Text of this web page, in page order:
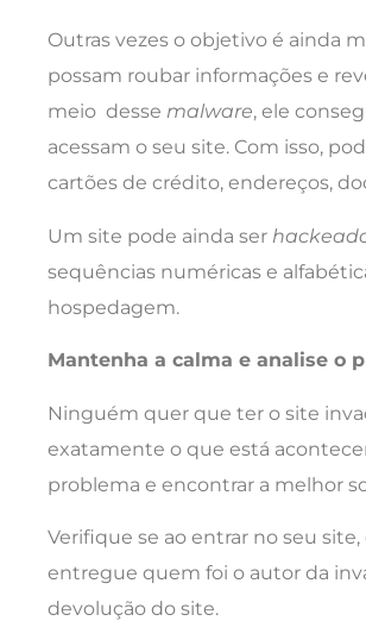
Outras vezes o objetivo é ainda
possam roubar informações e
meio desse malware, ele
acessam o seu site. Com isso,
cartões de crédito, endereços,
Um site pode ainda ser
sequências numéricas e
hospedagem.
Mantenha a calma e analise o
Ninguém quer que ter o site
exatamente o que está
problema e encontrar a melhor
Verifique se ao entrar no seu
entregue quem foi o autor da
devolução do site.